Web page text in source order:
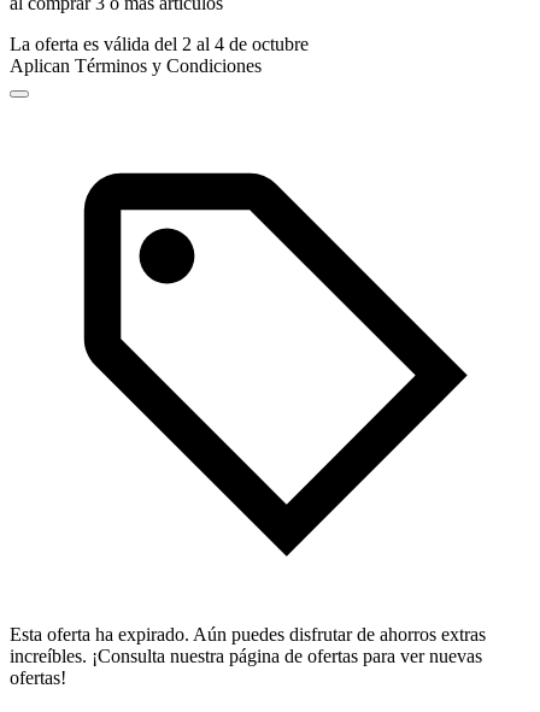
La oferta es válida del 2 al 4 de octubre
Aplican Términos y Condiciones
Esta oferta ha expirado. Aún puedes disfrutar de ahorros extras
increíbles. ¡Consulta nuestra página de ofertas para ver nuevas
ofertas!